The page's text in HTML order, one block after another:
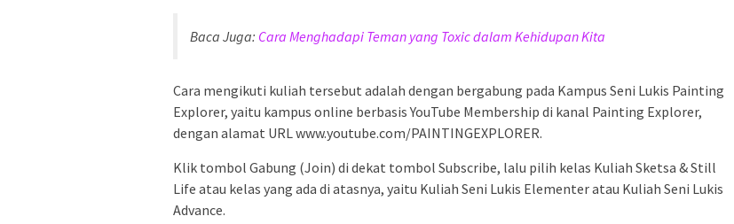
Baca Juga: Cara Menghadapi Teman yang Toxic dalam Kehidupan Kita
Cara mengikuti kuliah tersebut adalah dengan bergabung pada Kampus Seni Lukis Painting
Explorer, yaitu kampus online berbasis YouTube Membership di kanal Painting Explorer,
dengan alamat URL www.youtube.com/PAINTINGEXPLORER.
Klik tombol Gabung (Join) di dekat tombol Subscribe, lalu pilih kelas Kuliah Sketsa & Still
Life atau kelas yang ada di atasnya, yaitu Kuliah Seni Lukis Elementer atau Kuliah Seni Lukis
Advance.